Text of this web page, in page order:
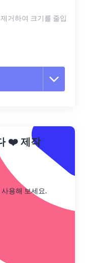
거하여 크기를 줄입
❤️제작
용해 보세요.